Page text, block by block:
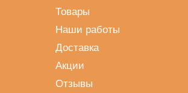
Товары
Наши работы
Доставка
Акции
Отзывы